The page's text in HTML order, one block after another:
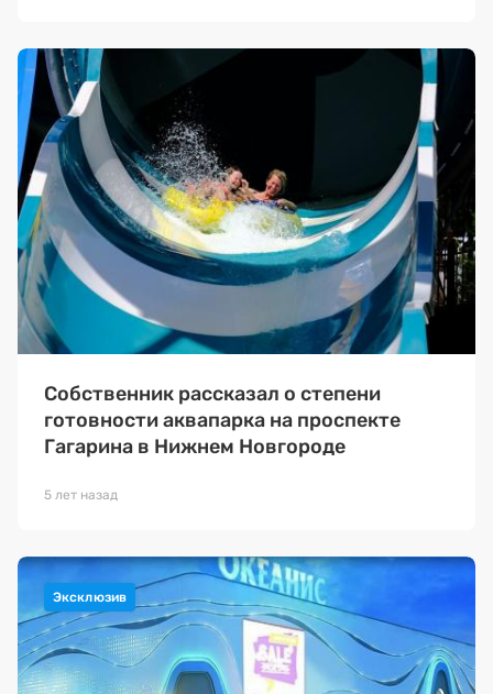
Собственник рассказал о степени
готовности аквапарка на проспекте
Гагарина в Нижнем Новгороде
5 лет назад